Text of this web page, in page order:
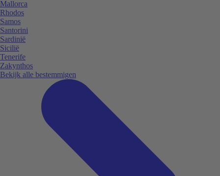
Mallorca
Rhodos
Samos
Santorini
Sardinië
Sicilië
Tenerife
Zakynthos
Bekijk alle bestemmigen